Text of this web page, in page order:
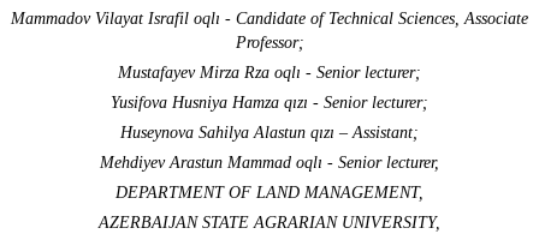
Mammadov Vilayat Israfil oqlı - Candidate of Technical Sciences, Associate
Professor;
Mustafayev Mirza Rza oqlı - Senior lecturer;
Yusifova Husniya Hamza qızı - Senior lecturer;
Huseynova Sahilya Alastun qızı – Assistant;
Mehdiyev Arastun Mammad oqlı - Senior lecturer,
DEPARTMENT OF LAND MANAGEMENT,
AZERBAIJAN STATE AGRARIAN UNIVERSITY,